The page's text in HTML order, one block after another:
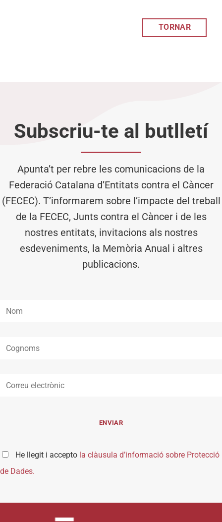
TORNAR
Subscriu-te al butlletí
Apunta’t per rebre les comunicacions de la
Federació Catalana d’Entitats contra el Càncer
(FECEC). T’informarem sobre l’impacte del treball
de la FECEC, Junts contra el Càncer i de les
nostres entitats, invitacions als nostres
esdeveniments, la Memòria Anual i altres
publicacions.
He llegit i accepto la clàusula d’informació sobre Protecció
de Dades.